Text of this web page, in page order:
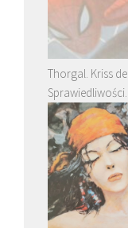
Thorgal. Kriss